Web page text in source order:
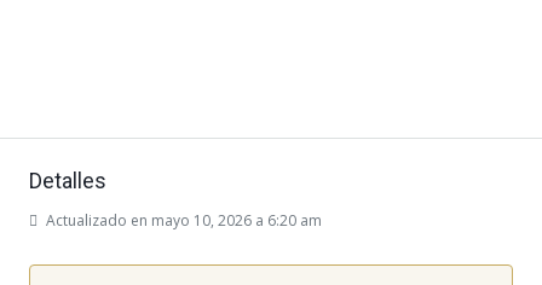
Detalles
Actualizado en mayo 10, 2026 a 6:20 am